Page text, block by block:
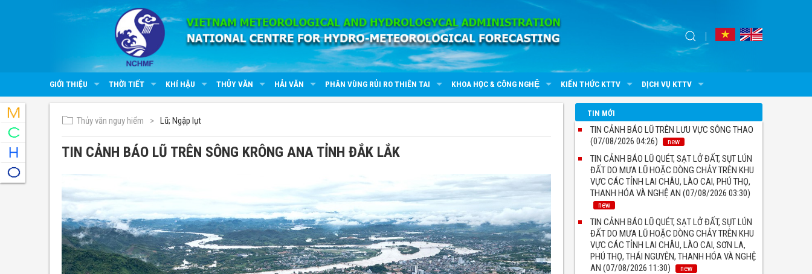
GIỚI THIỆU THỜI TIẾT KHÍ HẬU THỦY VĂN HẢI VĂN PHÂN VÙNG RỦI RO THIÊN TAI KHOA HỌC & CÔNG NGHỆ KIẾN THỨC KTTV DỊCH VỤ KTTV
Thủy văn nguy hiểm Lũ; Ngập lụt
TIN CẢNH BÁO LŨ TRÊN SÔNG KRÔNG ANA TỈNH ĐẮK LẮK
TIN MỚI
TIN CẢNH BÁO LŨ TRÊN LƯU VỰC SÔNG THAO
(07/08/2026 04:26)
new
TIN CẢNH BÁO LŨ QUÉT, SẠT LỞ ĐẤT, SỤT LÚN
ĐẤT DO MƯA LŨ HOẶC DÒNG CHẢY TRÊN KHU
VỰC CÁC TỈNH LAI CHÂU, LÀO CAI, PHÚ THỌ,
THANH HÓA VÀ NGHỆ AN (07/08/2026 03:30)
new
TIN CẢNH BÁO LŨ QUÉT, SẠT LỞ ĐẤT, SỤT LÚN
ĐẤT DO MƯA LŨ HOẶC DÒNG CHẢY TRÊN KHU
VỰC CÁC TỈNH LAI CHÂU, LÀO CAI, SƠN LA,
PHÚ THỌ, THÁI NGUYÊN, THANH HÓA VÀ NGHỆ
AN (07/08/2026 11:30)
new